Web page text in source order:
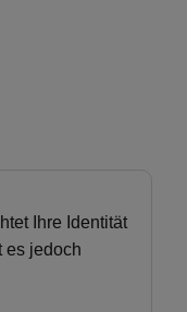
Ihre Identität
es jedoch